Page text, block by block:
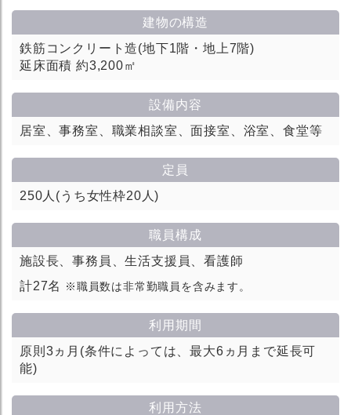
建物の構造
鉄筋コンクリート造(地下1階・地上7階)
延床面積 約3,200㎡
設備内容
居室、事務室、職業相談室、面接室、浴室、食堂等
定員
250人(うち女性枠20人)
職員構成
施設長、事務員、生活支援員、看護師
計27名
※職員数は非常勤職員を含みます。
利用期間
原則3ヵ月(条件によっては、最大6ヵ月まで延長可
能)
利用方法